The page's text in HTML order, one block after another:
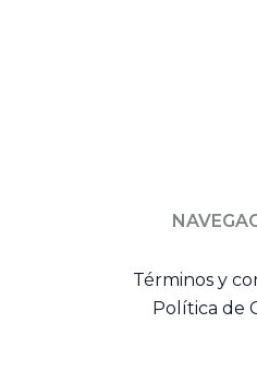
Términos y
Política de